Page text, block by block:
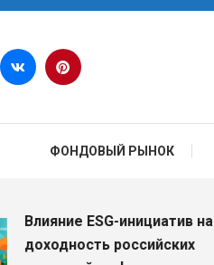
Перейти к содержимому
ФОНДОВЫЙ РЫНОК
ESG-инициатив на
российских